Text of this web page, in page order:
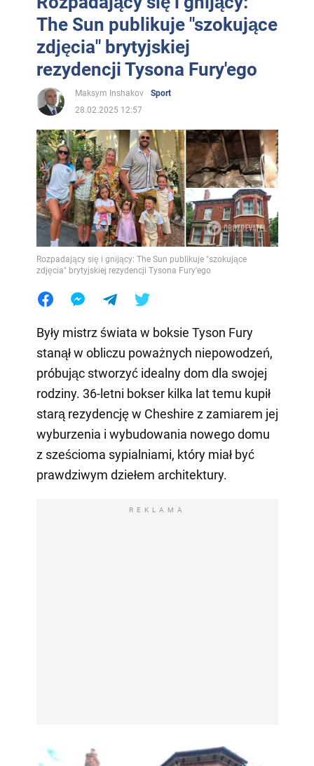
The Sun publikuje "szokujące
zdjęcia" brytyjskiej
rezydencji Tysona Fury'ego
Maksym Inshakov
Sport
28.02.2025 12:57
Rozpadający się i gnijący: The Sun publikuje "szokujące
zdjęcia" brytyjskiej rezydencji Tysona Fury'ego
Były mistrz świata w boksie Tyson Fury
stanął w obliczu poważnych niepowodzeń,
próbując stworzyć idealny dom dla swojej
rodziny. 36-letni bokser kilka lat temu kupił
starą rezydencję w Cheshire z zamiarem jej
wyburzenia i wybudowania nowego domu
z sześcioma sypialniami, który miał być
prawdziwym dziełem architektury.
REKLAMA